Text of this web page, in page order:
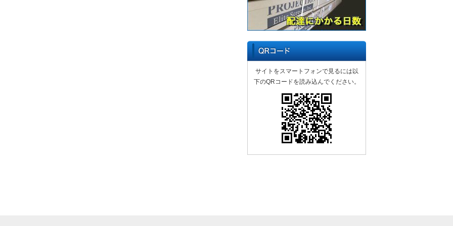
サイトをスマートフォンで見るには以
下のQRコードを読み込んでください。